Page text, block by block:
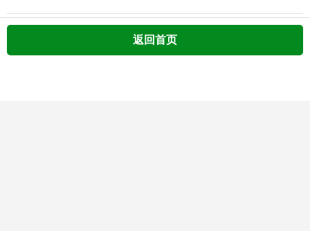
返回首页